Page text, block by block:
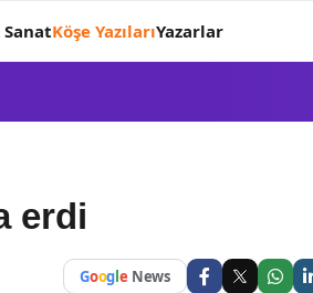
Köşe YazılarıYazarlar
erdi
Google News